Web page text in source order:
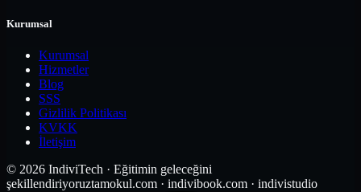
Kurumsal
Kurumsal
Hizmetler
Blog
SSS
Gizlilik Politikası
KVKK
İletişim
© 2026 IndiviTech · Eğitimin geleceğini
şekillendiriyoruztamokul.com · indivibook.com · indivistudio